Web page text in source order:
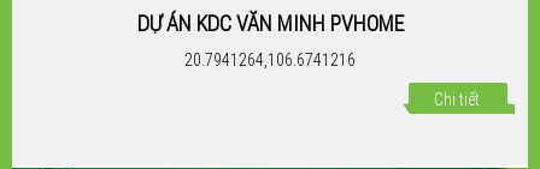
DỰ ÁN KDC VĂN MINH PVHOME
20.7941264,106.6741216
Chi tiết